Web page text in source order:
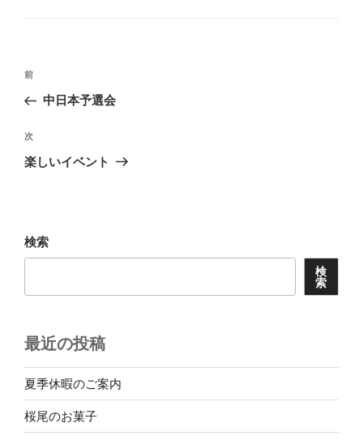
投
ナ
ビ
ゲ
ン
前
の
稿
前
中日本予選会
次
の
次
楽しいイベント
検索
検
索
最近の投稿
夏季休暇のご案内
桜尾のお菓子